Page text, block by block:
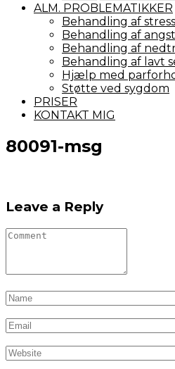
ALM. PROBLEMATIKKER
Behandling af stress
Behandling af angst
Behandling af
Behandling af lavt
Hjælp med
Støtte ved sygdom
PRISER
KONTAKT MIG
80091-msg
Leave a Reply